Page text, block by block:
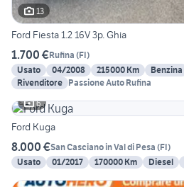
13
Ford Fiesta 1.2 16V 3p. Ghia
1.700 €Rufina (FI)
Usato
04/2008 215000 Km Benzina
Rivenditore Passione Auto Rufina
6
Ford Kuga
8.000 €San Casciano in Val di Pesa (FI)
Usato
01/2017 170000 Km Diesel